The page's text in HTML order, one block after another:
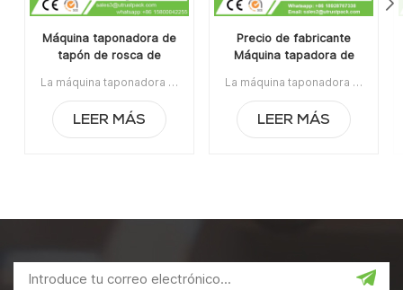
Máquina taponadora de
tapón de rosca de
La máquina taponadora de tapas de rosca manual es adecuada para el sellado de tapas de rosca / tapas Ropp / tapas de engaste en la botella de vidrio / plástico. Es ampliamente utilizado en las industrias de vino, jarabe, líquido oral y pesticidas.Artículo No:UT1BSG4Precio:1540Rango de precios:4~5/$1360Rango de precios:2~3/$1430La orden mínima:1Pago:TTPuerto de embarque:CantónRegión original:Guangzhou, ChinaTiempo de espera:15 días después de recibir el depósito
LEER MÁS
Precio de fabricante
Máquina tapadora de
vidrio líquido oral
La máquina taponadora de tapas de botellas de vidrio líquido oral a precio de fabricante es un equipo de tapado antirrobo de aluminio para botellas de plástico y botellas de vidrio de alta calidad. Es ampliamente utilizado en la industria alimentaria, la industria química, la industria médica y farmacéutica.La orden mínima:1Pago:T/TPuerto de embarque:CantónRegión original:PorcelanaTiempo de espera:3-5 días después de recibir el depósito
LEER MÁS